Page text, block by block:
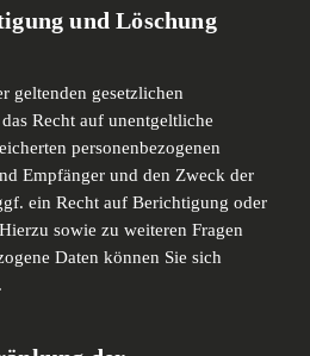
und Löschung
geltenden gesetzlichen
Recht auf unentgeltliche
personenbezogenen
Empfänger und den Zweck der
ein Recht auf Berichtigung oder
sowie zu weiteren Fragen
Daten können Sie sich